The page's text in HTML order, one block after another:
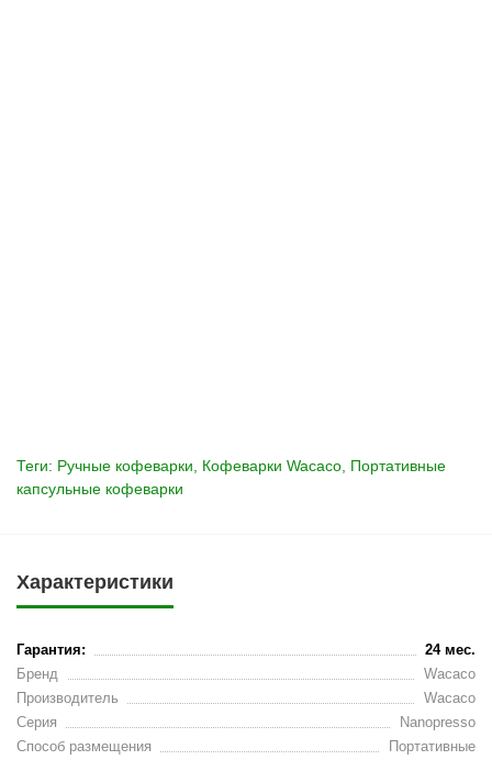
Теги: Ручные кофеварки Кофеварки Wacaco Портативные
капсульные кофеварки
Характеристики
Гарантия:
24 мес.
Бренд
Wacaco
Производитель
Wacaco
Серия
Nanopresso
Способ размещения
Портативные